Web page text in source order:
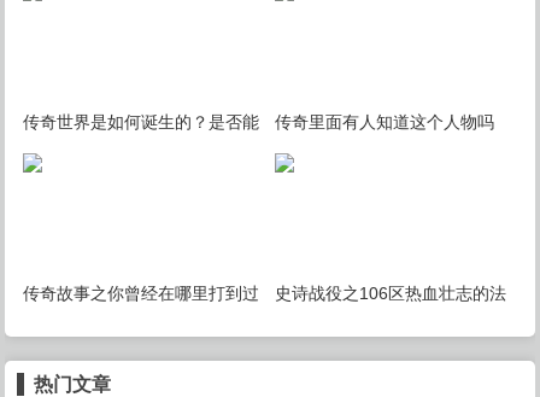
传奇世界是如何诞生的？是否能
取代热血传奇？
传奇里面有人知道这个人物吗
传奇故事之你曾经在哪里打到过
史诗战役之106区热血壮志的法
热门文章